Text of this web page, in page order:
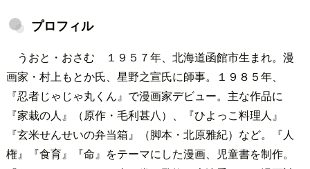
プロフィル
うおと・おさむ １９５７年、北海道函館市生まれ。漫
画家・村上もとか氏、星野之宣氏に師事。１９８５年、
『忍者じゃじゃ丸くん』で漫画家デビュー。主な作品に
『家栽の人』（原作・毛利甚八）、『ひよっこ料理人』
『玄米せんせいの弁当箱』（脚本・北原雅紀）など。『人
権』『食育』『命』をテーマにした漫画、児童書を制作。